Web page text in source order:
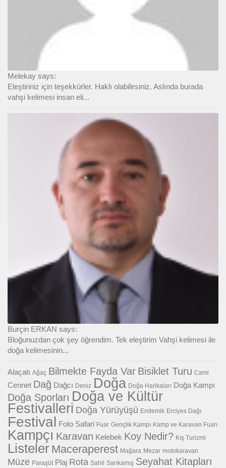
Melekay says:
Eleştiriniz için teşekkürler. Haklı olabilirsiniz. Aslında burada
vahşi kelimesi insan eli...
Burçin ERKAN says:
Bloğunuzdan çok şey öğrendim. Tek eleştirim Vahşi kelimesi ile
doğa kelimesinin...
Alaçatı Ağaç Bilmekte Fayda Var Bisiklet Turu Cami
Cennet Dağ Dağcı Deniz Doğa Doğa Harikaları Doğa Kampı
Doğa Sporları Doğa ve Kültür
Festivalleri Doğa Yürüyüşü Endemik Erciyes Dağı
Festival Foto Safari Fuar Gençlik Kampı Kamp ve Karavan Fuarı
Kampçı Karavan Kelebek Koy Nedir? Kış Turizmi
Listeler Maceraperest Mağara Mezar motokaravan
Müze Paraşüt Plaj Rota Sahil Sarıkamış Seyahat Kitapları